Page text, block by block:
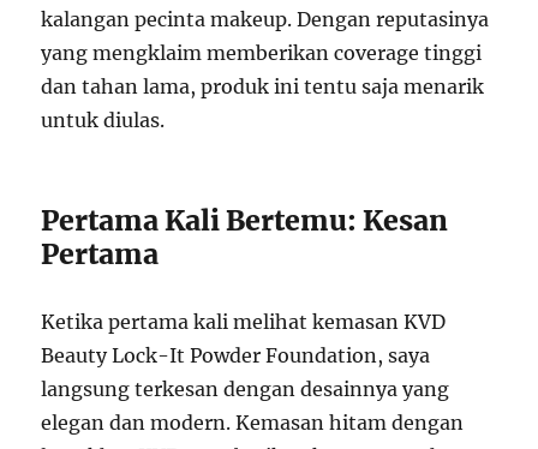
kalangan pecinta makeup. Dengan reputasinya
yang mengklaim memberikan coverage tinggi
dan tahan lama, produk ini tentu saja menarik
untuk diulas.
Pertama Kali Bertemu: Kesan
Pertama
Ketika pertama kali melihat kemasan KVD
Beauty Lock-It Powder Foundation, saya
langsung terkesan dengan desainnya yang
elegan dan modern. Kemasan hitam dengan